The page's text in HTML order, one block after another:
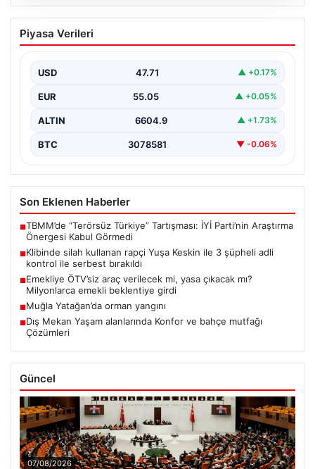
Klibinde silah kullanan rapçi Yuşa
Keskin ile 3 şüpheli adli kontrol ile
Piyasa Verileri
USD 47.71 ▲ +0.17%
EUR 55.05 ▲ +0.05%
ALTIN 6604.9 ▲ +1.73%
BTC 3078581 ▼ -0.06%
Son Eklenen Haberler
■TBMM’de “Terörsüz Türkiye” Tartışması: İYİ Parti’nin Araştırma
Önergesi Kabul Görmedi
■Klibinde silah kullanan rapçi Yuşa Keskin ile 3 şüpheli adli
kontrol ile serbest bırakıldı
■Emekliye ÖTV’siz araç verilecek mi, yasa çıkacak mı?
Milyonlarca emekli beklentiye girdi
■Muğla Yatağan’da orman yangını
■Dış Mekan Yaşam alanlarında Konfor ve bahçe mutfağı
Çözümleri
Güncel
07/08/2026